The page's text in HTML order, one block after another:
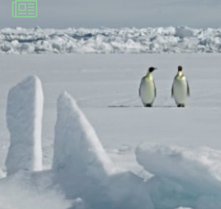
cela n’arrive jamais.
politique, trafic
médias, création et
climato-scepticisme afin
sectes d’écervelés qui